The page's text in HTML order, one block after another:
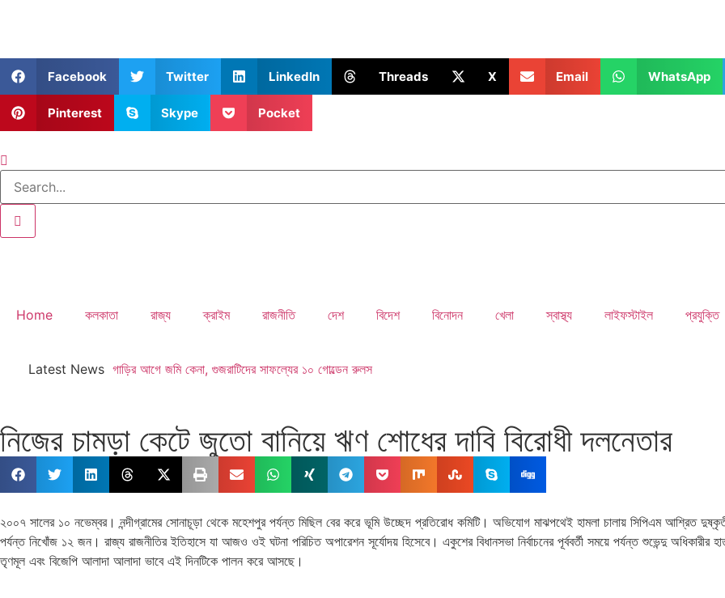
Facebook Twitter LinkedIn Threads X Email WhatsApp
Pinterest Skype Pocket
Home কলকাতা রাজ্য ক্রাইম রাজনীতি দেশ বিদেশ বিনোদন খেলা স্বাস্থ্য লাইফস্টাইল প্রযুক্তি
Latest News গাড়ির আগে জমি কেনা, গুজরাটিদের সাফল্যের ১০ গোল্ডেন রুলস
নিজের চামড়া কেটে জুতো বানিয়ে ঋণ শোধের দাবি বিরোধী দলনেতার
২০০৭ সালের ১০ নভেম্বর। নন্দীগ্রামের সোনাচূড়া থেকে মহেশপুর পর্যন্ত মিছিল বের করে ভূমি উচ্ছেদ প্রতিরোধ কমিটি। অভিযোগ মাঝপথেই হামলা চালায় সিপিএম
পর্যন্ত নিখোঁজ ১২ জন। রাজ্য রাজনীতির ইতিহাসে যা আজও ওই ঘটনা পরিচিত অপারেশন সূর্যোদয় হিসেবে। একুশের বিধানসভা নির্বাচনের পূর্ববর্তী সময়ে পর্যন্ত শুভেন্দু
তৃণমূল এবং বিজেপি আলাদা আলাদা ভাবে এই দিনটিকে পালন করে আসছে।